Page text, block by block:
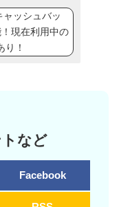
ャッシュバッ
現在利用中の
！
など
Facebook